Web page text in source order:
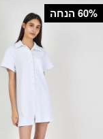
‫60% הנחה